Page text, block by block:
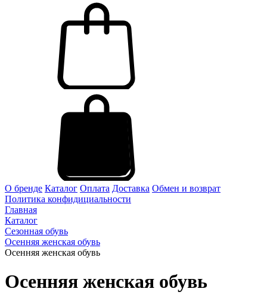
О бренде Каталог Оплата Доставка Обмен и возврат
Политика конфидициальности
Главная
Каталог
Сезонная обувь
Осенняя женская обувь
Осенняя женская обувь
Осенняя женская обувь